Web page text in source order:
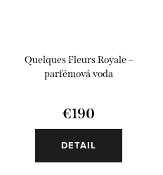
Quelques Fleurs Royale –
parfémová voda
€190
DETAIL